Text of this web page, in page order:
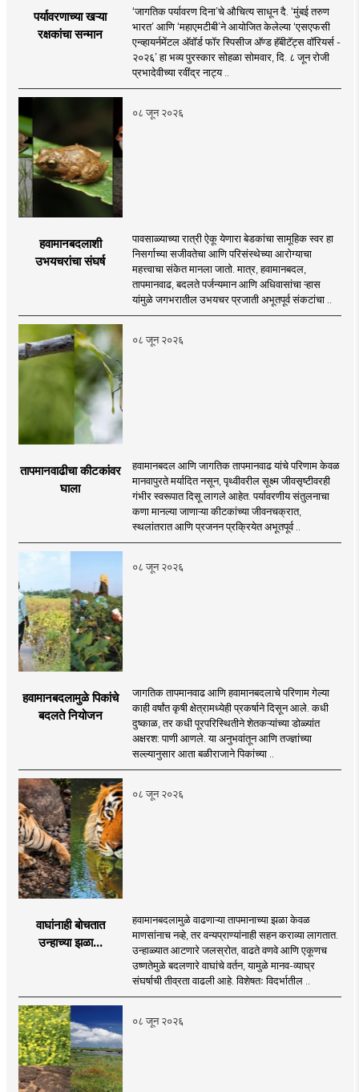
पर्यावरणाच्या खऱ्या
रक्षकांचा सन्मान
‘जागतिक पर्यावरण दिना’चे औचित्य साधून दै. ‘मुंबई तरुण
भारत’ आणि ‘महाएमटीबी’ने आयोजित केलेल्या ‘एसएफसी
एन्व्हायर्नमेंटल अ‍ॅवॉर्ड फॉर स्पिसीज अ‍ॅण्ड हॅबीटॅट्स वॉरियर्स -
२०२६’ हा भव्य पुरस्कार सोहळा सोमवार, दि. ८ जून रोजी
प्रभादेवीच्या रवींद्र नाट्य ..
०८ जून २०२६
हवामानबदलाशी
उभयचरांचा संघर्ष
पावसाळ्याच्या रात्री ऐकू येणारा बेडकांचा सामूहिक स्वर हा
निसर्गाच्या सजीवतेचा आणि परिसंस्थेच्या आरोग्याचा
महत्त्वाचा संकेत मानला जातो. मात्र, हवामानबदल,
तापमानवाढ, बदलते पर्जन्यमान आणि अधिवासांचा ऱ्हास
यांमुळे जगभरातील उभयचर प्रजाती अभूतपूर्व संकटांचा ..
०८ जून २०२६
तापमानवाढीचा कीटकांवर
घाला
हवामानबदल आणि जागतिक तापमानवाढ यांचे परिणाम केवळ
मानवापुरते मर्यादित नसून, पृथ्वीवरील सूक्ष्म जीवसृष्टीवरही
गंभीर स्वरूपात दिसू लागले आहेत. पर्यावरणीय संतुलनाचा
कणा मानल्या जाणाऱ्या कीटकांच्या जीवनचक्रात,
स्थलांतरात आणि प्रजनन प्रक्रियेत अभूतपूर्व ..
०८ जून २०२६
हवामानबदलामुळे पिकांचे
बदलते नियोजन
जागतिक तापमानवाढ आणि हवामानबदलाचे परिणाम गेल्या
काही वर्षांत कृषी क्षेत्रामध्येही प्रकर्षाने दिसून आले. कधी
दुष्काळ, तर कधी पूरपरिस्थितीने शेतकऱ्यांच्या डोळ्यांत
अक्षरश: पाणी आणले. या अनुभवांतून आणि तज्ज्ञांच्या
सल्ल्यानुसार आता बळीराजाने पिकांच्या ..
०८ जून २०२६
वाघांनाही बोचतात
उन्हाच्या झळा...
हवामानबदलामुळे वाढणाऱ्या तापमानाच्या झळा केवळ
माणसांनाच नव्हे, तर वन्यप्राण्यांनाही सहन कराव्या लागतात.
उन्हाळ्यात आटणारे जलस्रोत, वाढते वणवे आणि एकूणच
उष्णतेमुळे बदलणारे वाघांचे वर्तन, यामुळे मानव-व्याघ्र
संघर्षाची तीव्रता वाढली आहे. विशेषतः विदर्भातील ..
०८ जून २०२६